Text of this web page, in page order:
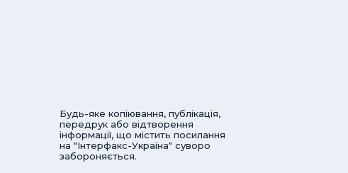
Будь-яке копіювання, публікація,
передрук або відтворення
інформації, що містить посилання
на "Інтерфакс-Україна" суворо
забороняється.